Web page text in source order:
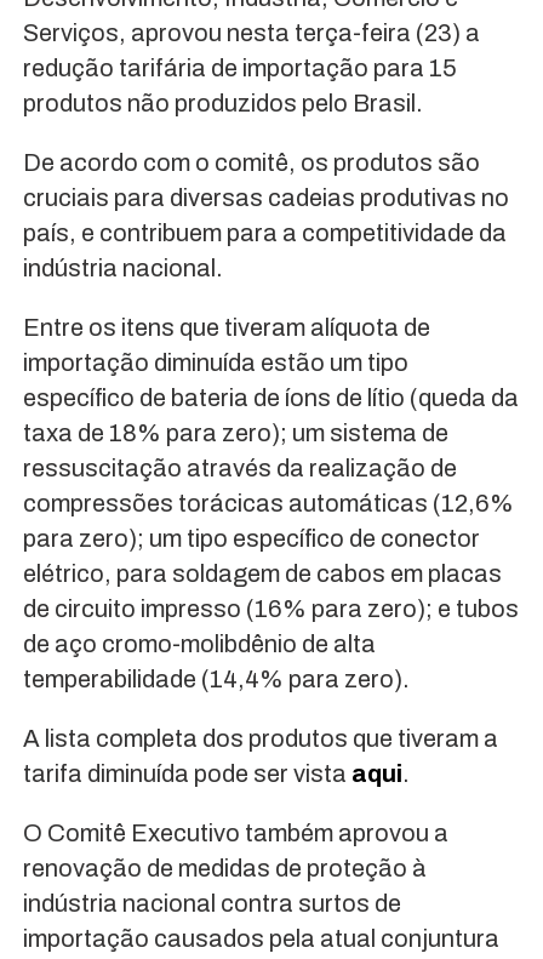
Serviços, aprovou nesta terça-feira (23) a
redução tarifária de importação para 15
produtos não produzidos pelo Brasil.
De acordo com o comitê, os produtos são
cruciais para diversas cadeias produtivas no
país, e contribuem para a competitividade da
indústria nacional.
Entre os itens que tiveram alíquota de
importação diminuída estão um tipo
específico de bateria de íons de lítio (queda da
taxa de 18% para zero); um sistema de
ressuscitação através da realização de
compressões torácicas automáticas (12,6%
para zero); um tipo específico de conector
elétrico, para soldagem de cabos em placas
de circuito impresso (16% para zero); e tubos
de aço cromo-molibdênio de alta
temperabilidade (14,4% para zero).
A lista completa dos produtos que tiveram a
tarifa diminuída pode ser vista aqui.
O Comitê Executivo também aprovou a
renovação de medidas de proteção à
indústria nacional contra surtos de
importação causados pela atual conjuntura